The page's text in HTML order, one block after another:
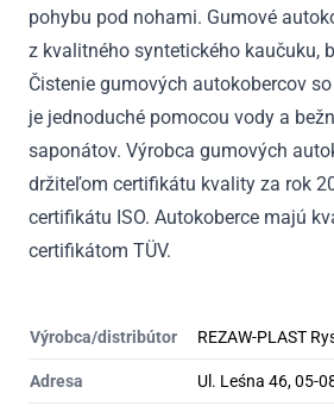
pohybu pod nohami. Gumové
z kvalitného syntetického kaučuku,
Čistenie gumových autokobercov
je jednoduché pomocou vody a
saponátov. Výrobca gumových
držiteľom certifikátu kvality za rok
certifikátu ISO. Autokoberce majú
certifikátom TÜV.
Výrobca/distribútor REZAW-PLAST
Adresa Ul. Leśna 46, 05-